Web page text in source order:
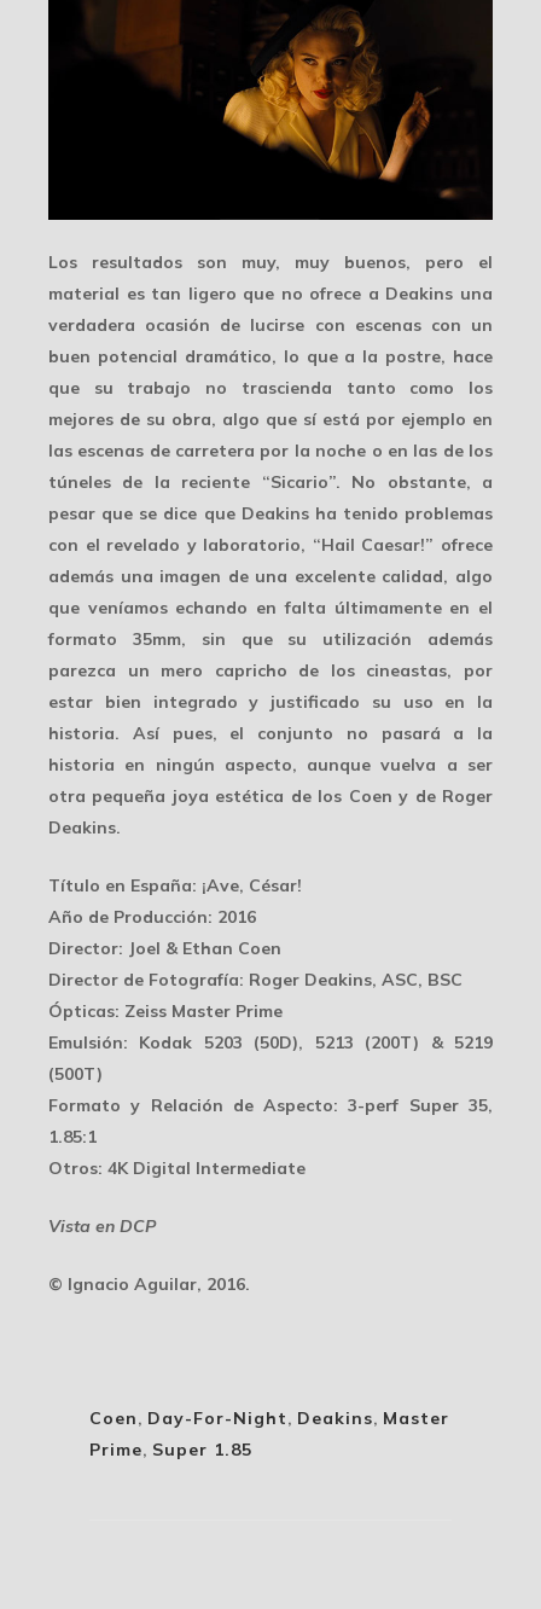
Los resultados son muy, muy buenos, pero el
material es tan ligero que no ofrece a Deakins una
verdadera ocasión de lucirse con escenas con un
buen potencial dramático, lo que a la postre, hace
que su trabajo no trascienda tanto como los
mejores de su obra, algo que sí está por ejemplo en
las escenas de carretera por la noche o en las de los
túneles de la reciente “Sicario”. No obstante, a
pesar que se dice que Deakins ha tenido problemas
con el revelado y laboratorio, “Hail Caesar!” ofrece
además una imagen de una excelente calidad, algo
que veníamos echando en falta últimamente en el
formato 35mm, sin que su utilización además
parezca un mero capricho de los cineastas, por
estar bien integrado y justificado su uso en la
historia. Así pues, el conjunto no pasará a la
historia en ningún aspecto, aunque vuelva a ser
otra pequeña joya estética de los Coen y de Roger
Deakins.
Título en España: ¡Ave, César!
Año de Producción: 2016
Director: Joel & Ethan Coen
Director de Fotografía: Roger Deakins, ASC, BSC
Ópticas: Zeiss Master Prime
Emulsión: Kodak 5203 (50D), 5213 (200T) & 5219
(500T)
Formato y Relación de Aspecto: 3-perf Super 35,
1.85:1
Otros: 4K Digital Intermediate
Vista en DCP
© Ignacio Aguilar, 2016.
Coen, Day-For-Night, Deakins, Master
Prime, Super 1.85